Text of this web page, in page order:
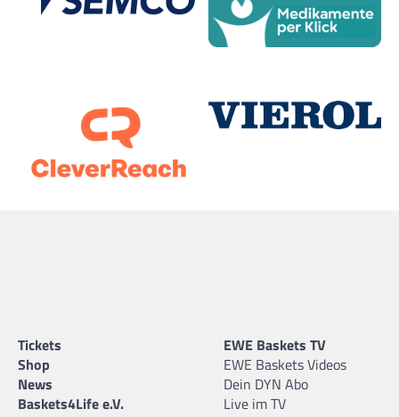
Tickets
Shop
News
Baskets4Life e.V.
EWE Baskets TV
EWE Baskets Videos
Dein DYN Abo
Live im TV